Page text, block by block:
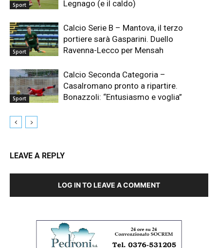
Sport Legnago (e il caldo)
Sport
Calcio Serie B – Mantova, il terzo
portiere sarà Gasparini. Duello
Ravenna-Lecco per Mensah
Sport
Calcio Seconda Categoria –
Casalromano pronto a ripartire.
Bonazzoli: “Entusiasmo e voglia”
LEAVE A REPLY
LOG IN TO LEAVE A COMMENT